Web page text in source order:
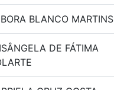
BLANCO MARTINS
DE FÁTIMA